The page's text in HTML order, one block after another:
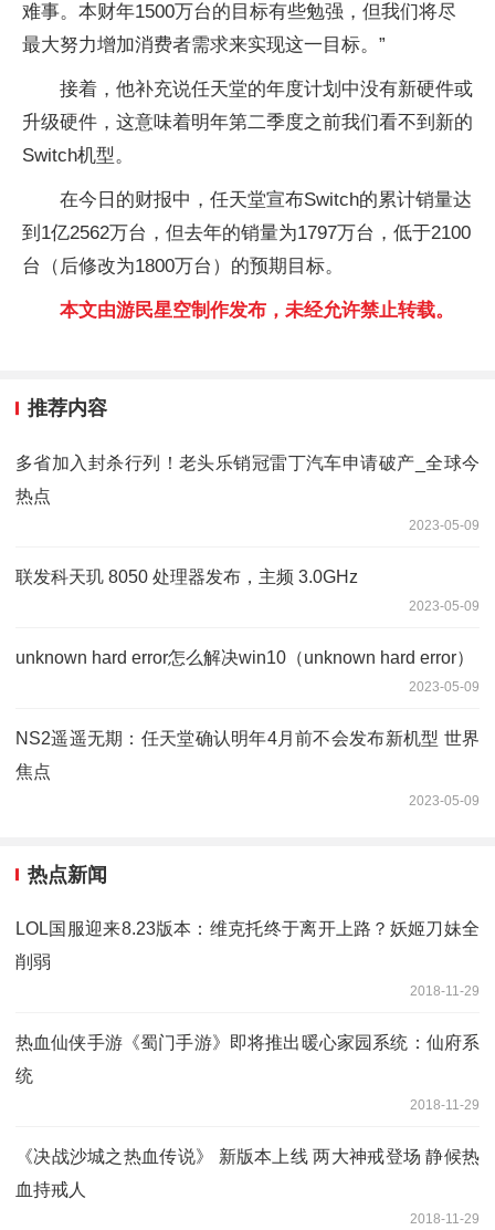
难事。本财年1500万台的目标有些勉强，但我们将尽
最大努力增加消费者需求来实现这一目标。”
接着，他补充说任天堂的年度计划中没有新硬件或
升级硬件，这意味着明年第二季度之前我们看不到新的
Switch机型。
在今日的财报中，任天堂宣布Switch的累计销量达
到1亿2562万台，但去年的销量为1797万台，低于2100
台（后修改为1800万台）的预期目标。
本文由游民星空制作发布，未经允许禁止转载。
推荐内容
多省加入封杀行列！老头乐销冠雷丁汽车申请破产_全球今
热点
2023-05-09
联发科天玑 8050 处理器发布，主频 3.0GHz
2023-05-09
unknown hard error怎么解决win10（unknown hard error）
2023-05-09
NS2遥遥无期：任天堂确认明年4月前不会发布新机型 世界
焦点
2023-05-09
热点新闻
LOL国服迎来8.23版本：维克托终于离开上路？妖姬刀妹全
削弱
2018-11-29
热血仙侠手游《蜀门手游》即将推出暖心家园系统：仙府系
统
2018-11-29
《决战沙城之热血传说》 新版本上线 两大神戒登场 静候热
血持戒人
2018-11-29